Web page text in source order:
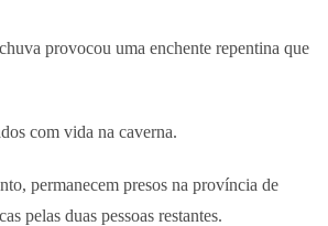
provocou uma enchente repentina que
com vida na caverna.
permanecem presos na província de
pelas duas pessoas restantes.